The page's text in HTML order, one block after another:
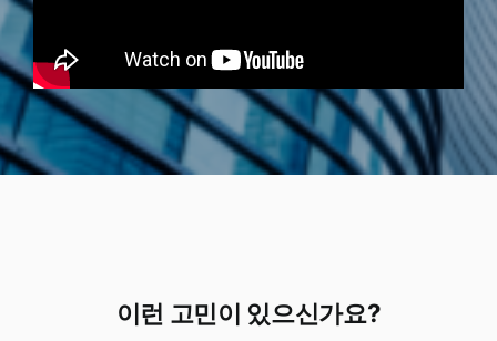
이런 고민이 있으신가요?